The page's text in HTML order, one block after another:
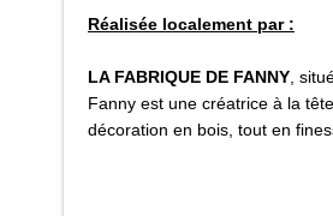
Réalisée localement par :
LA FABRIQUE DE FANNY ,
Fanny est une créatrice à la
décoration en bois, tout en